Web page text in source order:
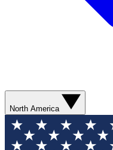
North America